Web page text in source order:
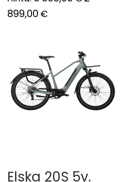
899,00 €
Elska 20S 5v.